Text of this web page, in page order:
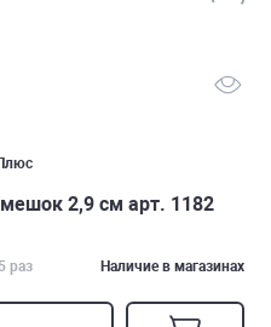
2,9 см арт. 1182
раз Наличие в магазинах